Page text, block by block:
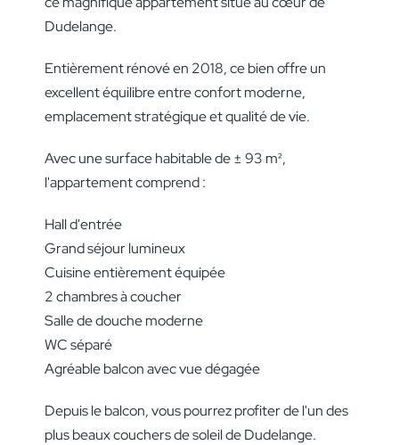
Dudelange.
Entièrement rénové en 2018, ce bien offre un
excellent équilibre entre confort moderne,
emplacement stratégique et qualité de vie.
Avec une surface habitable de ± 93 m²,
l'appartement comprend :
Hall d'entrée
Grand séjour lumineux
Cuisine entièrement équipée
2 chambres à coucher
Salle de douche moderne
WC séparé
Agréable balcon avec vue dégagée
Depuis le balcon, vous pourrez profiter de l'un des
plus beaux couchers de soleil de Dudelange.